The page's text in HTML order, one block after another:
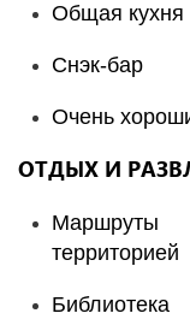
Общая кухня
Снэк-бар
Очень
ОТДЫХ И
территорией
Библиотека